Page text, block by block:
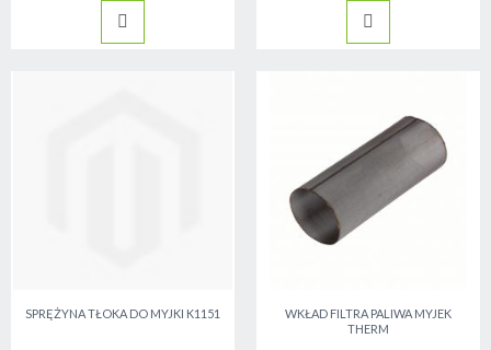
SPRĘŻYNA TŁOKA DO MYJKI K1151
WKŁAD FILTRA PALIWA MYJEK
THERM